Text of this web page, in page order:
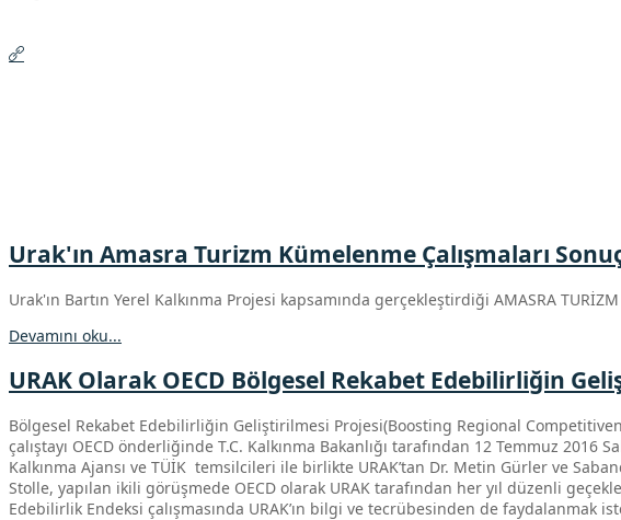
Urak'ın Amasra Turizm Kümelenme Çalışmaları
Urak'ın Bartın Yerel Kalkınma Projesi kapsamında gerçekleştirdiği AMASRA
Devamını oku...
URAK Olarak OECD Bölgesel Rekabet Edebilirliğin
Bölgesel Rekabet Edebilirliğin Geliştirilmesi Projesi(Boosting Regional
çalıştayı OECD önderliğinde T.C. Kalkınma Bakanlığı tarafından 12 Temmuz 2016
Kalkınma Ajansı ve TÜİK temsilcileri ile birlikte URAK’tan Dr. Metin Gürler ve
Stolle, yapılan ikili görüşmede OECD olarak URAK tarafından her yıl düzenli
Edebilirlik Endeksi çalışmasında URAK’ın bilgi ve tecrübesinden de faydalanmak